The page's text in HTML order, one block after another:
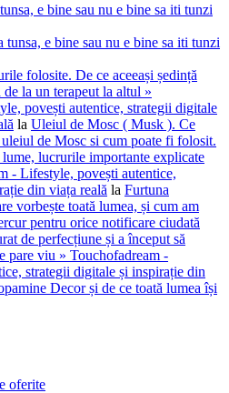
e bine sau nu e bine sa iti tunzi
tunsa, e bine sau nu e bine sa iti tunzi
folosite. De ce aceeași ședință
la un terapeut la altul »
povești autentice, strategii digitale
la Uleiul de Mosc ( Musk ). Ce
de Mosc si cum poate fi folosit.
lucrurile importante explicate
- Lifestyle, povești autentice,
din viața reală la Furtuna
vorbește toată lumea, și cum am
pentru orice notificare ciudată
de perfecțiune și a început să
pare viu » Touchofadream -
strategii digitale și inspirație din
Decor și de ce toată lumea își
oferite